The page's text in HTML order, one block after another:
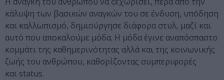
κάλυψη των βασικών αναγκών του σε ένδυση, υπόδηση
και καλλωπισμό, δημιούργησε διάφορα στυλ, μαζί και
αυτό που αποκαλούμε μόδα. Η μόδα έγινε αναπόσπαστο
κομμάτι της καθημερινότητας αλλά και της κοινωνικής
ζωής του ανθρώπου, καθορίζοντας συμπεριφορές
και status.